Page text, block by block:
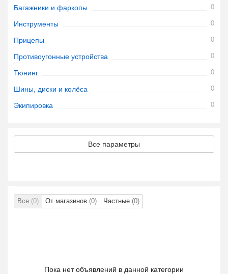
Багажники и фаркопы 0
Инструменты 0
Прицепы 0
Противоугонные устройства 0
Тюнинг 0
Шины, диски и колёса 0
Экипировка 0
Все параметры
Все (0) От магазинов (0) Частные (0)
Пока нет объявлений в данной категории